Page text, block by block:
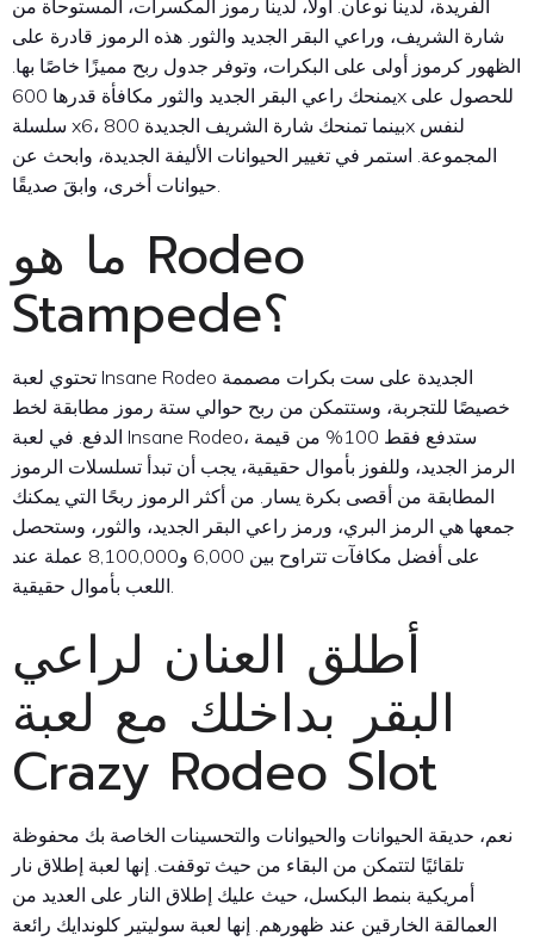
الفريدة، لدينا نوعان. أولًا، لدينا رموز المكسرات، المستوحاة من
شارة الشريف، وراعي البقر الجديد والثور. هذه الرموز قادرة على
الظهور كرموز أولى على البكرات، وتوفر جدول ربح مميزًا خاصًا بها.
يمنحك راعي البقر الجديد والثور مكافأة قدرها 600x للحصول على
سلسلة x6، بينما تمنحك شارة الشريف الجديدة 800x لنفس
المجموعة. استمر في تغيير الحيوانات الأليفة الجديدة، وابحث عن
حيوانات أخرى، وابقَ صديقًا.
ما هو Rodeo
Stampede؟
تحتوي لعبة Insane Rodeo الجديدة على ست بكرات مصممة
خصيصًا للتجربة، وستتمكن من ربح حوالي ستة رموز مطابقة لخط
الدفع. في لعبة Insane Rodeo، ستدفع فقط 100% من قيمة
الرمز الجديد، وللفوز بأموال حقيقية، يجب أن تبدأ تسلسلات الرموز
المطابقة من أقصى بكرة يسار. من أكثر الرموز ربحًا التي يمكنك
جمعها هي الرمز البري، ورمز راعي البقر الجديد، والثور، وستحصل
على أفضل مكافآت تتراوح بين 6,000 و8,100,000 عملة عند
أطلق العنان لراعي
البقر بداخلك مع لعبة
Crazy Rodeo Slot
نعم، حديقة الحيوانات والحيوانات والتحسينات الخاصة بك محفوظة
تلقائيًا لتتمكن من البقاء من حيث توقفت. إنها لعبة إطلاق نار
أمريكية بنمط البكسل، حيث عليك إطلاق النار على العديد من
العمالقة الخارقين عند ظهورهم. إنها لعبة سوليتير كلوندايك رائعة